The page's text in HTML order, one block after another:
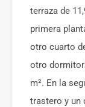
terraza de
primera
otro cuarto
otro
m². En la
trastero y un